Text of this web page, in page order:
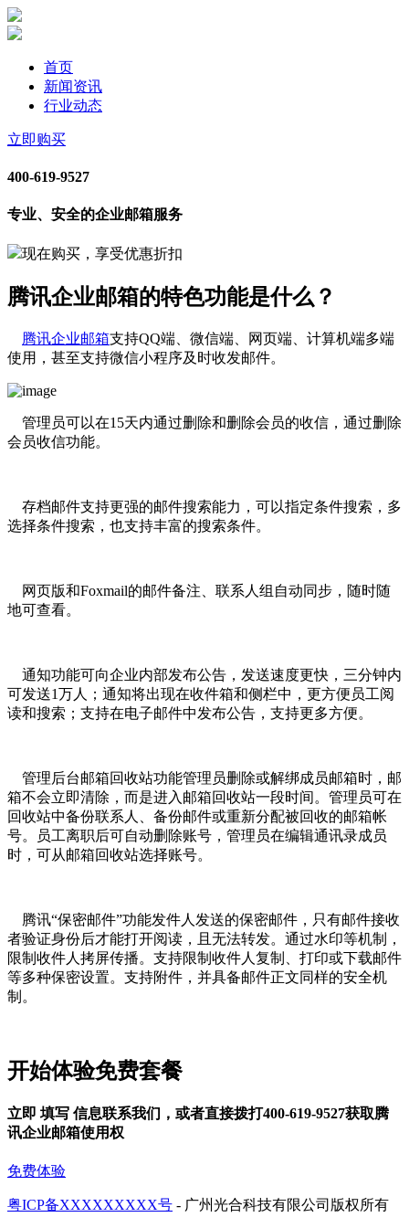
首页
新闻资讯
行业动态
立即购买
400-619-9527
专业、安全的企业邮箱服务
现在购买，享受优惠折扣
腾讯企业邮箱的特色功能是什么？
腾讯企业邮箱支持QQ端、微信端、网页端、计算机端多端
使用，甚至支持微信小程序及时收发邮件。
管理员可以在15天内通过删除和删除会员的收信，通过删除
会员收信功能。
存档邮件支持更强的邮件搜索能力，可以指定条件搜索，多
选择条件搜索，也支持丰富的搜索条件。
网页版和Foxmail的邮件备注、联系人组自动同步，随时随
地可查看。
通知功能可向企业内部发布公告，发送速度更快，三分钟内
可发送1万人；通知将出现在收件箱和侧栏中，更方便员工阅
读和搜索；支持在电子邮件中发布公告，支持更多方便。
管理后台邮箱回收站功能管理员删除或解绑成员邮箱时，邮
箱不会立即清除，而是进入邮箱回收站一段时间。管理员可在
回收站中备份联系人、备份邮件或重新分配被回收的邮箱帐
号。员工离职后可自动删除账号，管理员在编辑通讯录成员
时，可从邮箱回收站选择账号。
腾讯“保密邮件”功能发件人发送的保密邮件，只有邮件接收
者验证身份后才能打开阅读，且无法转发。通过水印等机制，
限制收件人拷屏传播。支持限制收件人复制、打印或下载邮件
等多种保密设置。支持附件，并具备邮件正文同样的安全机
制。
开始体验免费套餐
立即 填写 信息联系我们，或者直接拨打400-619-9527获取腾
讯企业邮箱使用权
免费体验
粤ICP备XXXXXXXXX号 - 广州光合科技有限公司版权所有